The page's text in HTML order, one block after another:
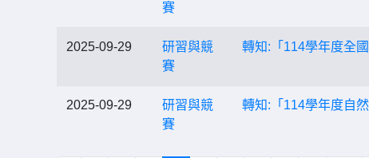
賽
2025-09-29
研習與競
賽
轉知:「114學年度全
2025-09-29
研習與競
賽
轉知:「114學年度自